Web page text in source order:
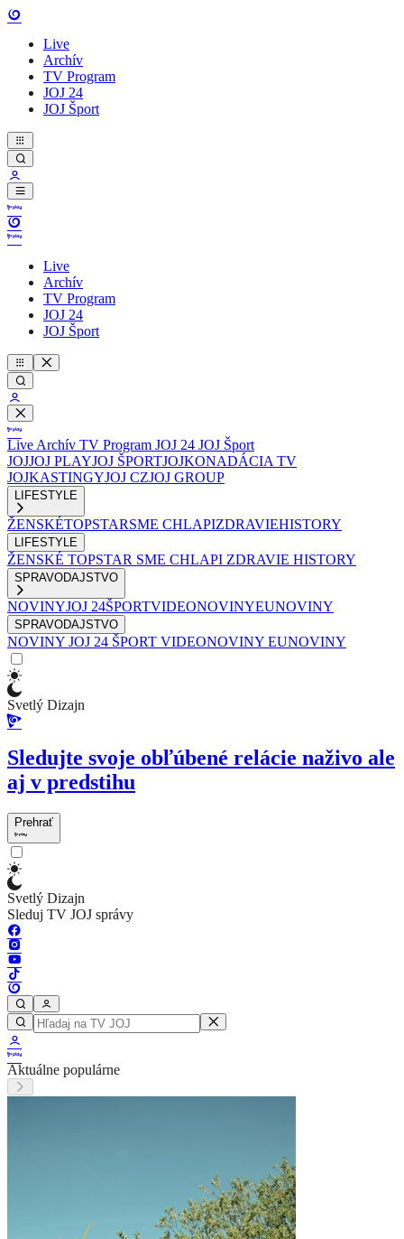
Live
Archív
TV Program
JOJ 24
JOJ Šport
Live
Archív
TV Program
JOJ 24
JOJ Šport
Live Archív TV Program JOJ 24 JOJ Šport
JOJJOJ PLAYJOJ ŠPORTJOJKONADÁCIA TV
JOJKASTINGYJOJ CZJOJ GROUP
LIFESTYLE
ŽENSKÉTOPSTARSME CHLAPIZDRAVIEHISTORY
LIFESTYLE
ŽENSKÉ TOPSTAR SME CHLAPI ZDRAVIE HISTORY
SPRAVODAJSTVO
NOVINYJOJ 24ŠPORTVIDEONOVINYEUNOVINY
SPRAVODAJSTVO
NOVINY JOJ 24 ŠPORT VIDEONOVINY EUNOVINY
Svetlý Dizajn
Sledujte svoje obľúbené relácie naživo ale
aj v predstihu
Prehrať
Svetlý Dizajn
Sleduj TV JOJ správy
Aktuálne populárne